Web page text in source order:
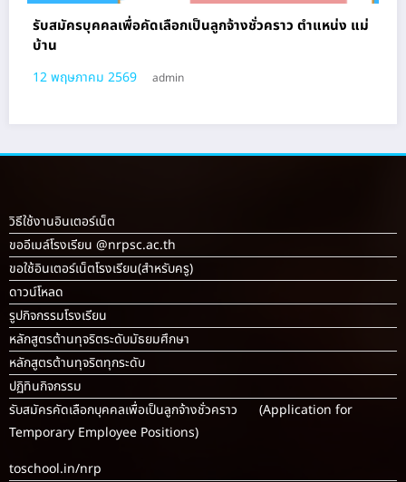
รับสมัครบุคคลเพื่อคัดเลือกเป็นลูกจ้างชั่วคราว ตําแหน่ง แม่
บ้าน
12 พฤษภาคม 2569 admin
วิธีใช้งานอินเตอร์เน็ต
ขออีเมล์โรงเรียน @nrpsc.ac.th
ขอใช้อินเตอร์เน็ตโรงเรียน(สำหรับครู)
ดาวน์โหลด
รูปกิจกรรมโรงเรียน
หลักสูตรต้านทุจริตระดับมัธยมศึกษา
หลักสูตรต้านทุจริตทุกระดับ
ปฏิทินกิจกรรม
รับสมัครคัดเลือกบุคคลเพื่อเป็นลูกจ้างชั่วคราว (Application for
Temporary Employee Positions)
toschool.in/nrp